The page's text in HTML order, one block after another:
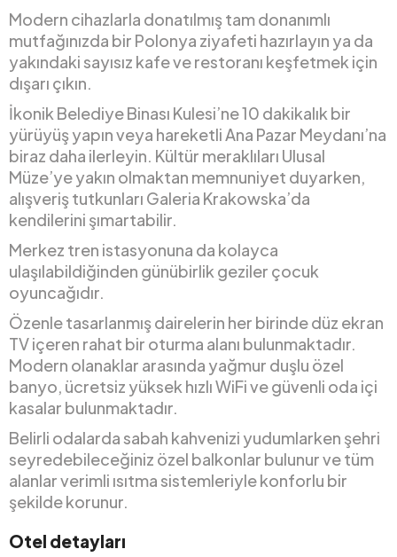
Modern cihazlarla donatılmış tam donanımlı
mutfağınızda bir Polonya ziyafeti hazırlayın ya da
yakındaki sayısız kafe ve restoranı keşfetmek için
dışarı çıkın.
İkonik Belediye Binası Kulesi’ne 10 dakikalık bir
yürüyüş yapın veya hareketli Ana Pazar Meydanı’na
biraz daha ilerleyin. Kültür meraklıları Ulusal
Müze’ye yakın olmaktan memnuniyet duyarken,
alışveriş tutkunları Galeria Krakowska’da
kendilerini şımartabilir.
Merkez tren istasyonuna da kolayca
ulaşılabildiğinden günübirlik geziler çocuk
oyuncağıdır.
Özenle tasarlanmış dairelerin her birinde düz ekran
TV içeren rahat bir oturma alanı bulunmaktadır.
Modern olanaklar arasında yağmur duşlu özel
banyo, ücretsiz yüksek hızlı WiFi ve güvenli oda içi
kasalar bulunmaktadır.
Belirli odalarda sabah kahvenizi yudumlarken şehri
seyredebileceğiniz özel balkonlar bulunur ve tüm
alanlar verimli ısıtma sistemleriyle konforlu bir
şekilde korunur.
Otel detayları